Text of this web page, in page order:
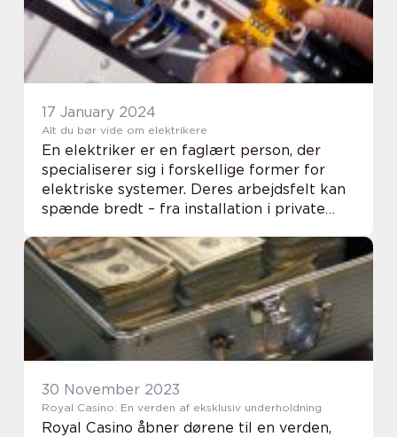
17 January 2024
Alt du bør vide om elektrikere
En elektriker er en faglært person, der
specialiserer sig i forskellige former for
elektriske systemer. Deres arbejdsfelt kan
spænde bredt – fra installation i private
teknologiske udvikling og den stigend...
30 November 2023
Royal Casino: En verden af eksklusiv underholdning
Royal Casino åbner dørene til en verden,